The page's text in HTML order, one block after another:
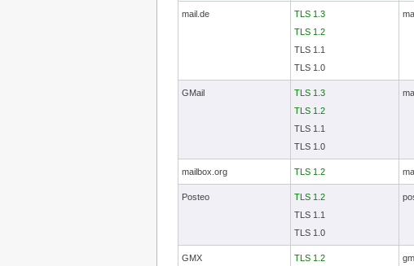
mail.de
TLS 1.3
TLS 1.2
TLS 1.1
TLS 1.0
GMail
TLS 1.3
TLS 1.2
TLS 1.1
TLS 1.0
mailbox.org TLS 1.2
Posteo
TLS 1.2
TLS 1.1
TLS 1.0
GMX
TLS 1.2